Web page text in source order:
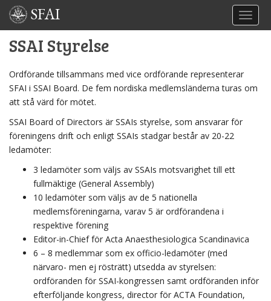
SFAI
SSAI Styrelse
Ordförande tillsammans med vice ordförande representerar
SFAI i SSAI Board. De fem nordiska medlemsländerna turas om
att stå värd för mötet.
SSAI Board of Directors är SSAIs styrelse, som ansvarar för
föreningens drift och enligt SSAIs stadgar består av 20-22
ledamöter:
3 ledamöter som väljs av SSAIs motsvarighet till ett
fullmäktige (General Assembly)
10 ledamöter som väljs av de 5 nationella
medlemsföreningarna, varav 5 är ordförandena i
respektive förening
Editor-in-Chief för Acta Anaesthesiologica Scandinavica
6 – 8 medlemmar som ex officio-ledamöter (med
närvaro- men ej rösträtt) utsedda av styrelsen:
ordföranden för SSAI-kongressen samt ordföranden inför
efterföljande kongress, director för ACTA Foundation,